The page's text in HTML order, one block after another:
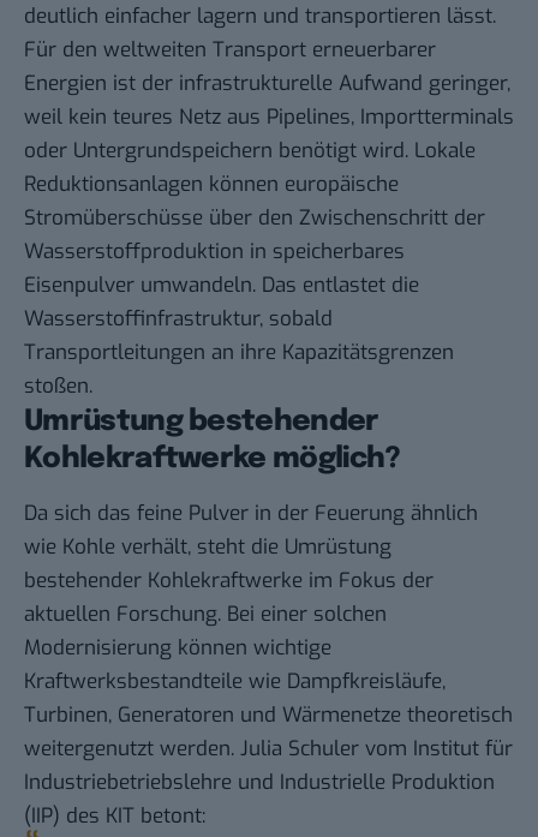
deutlich einfacher lagern und transportieren lässt.
Für den weltweiten Transport erneuerbarer
Energien ist der infrastrukturelle Aufwand geringer,
weil kein teures Netz aus Pipelines, Importterminals
oder Untergrundspeichern benötigt wird. Lokale
Reduktionsanlagen können europäische
Stromüberschüsse über den Zwischenschritt der
Wasserstoffproduktion in speicherbares
Eisenpulver umwandeln. Das entlastet die
Wasserstoffinfrastruktur, sobald
Transportleitungen an ihre Kapazitätsgrenzen
stoßen.
Umrüstung bestehender
Kohlekraftwerke möglich?
Da sich das feine Pulver in der Feuerung ähnlich
wie Kohle verhält, steht die Umrüstung
bestehender Kohlekraftwerke im Fokus der
aktuellen Forschung. Bei einer solchen
Modernisierung können wichtige
Kraftwerksbestandteile wie Dampfkreisläufe,
Turbinen, Generatoren und Wärmenetze theoretisch
weitergenutzt werden. Julia Schuler vom Institut für
Industriebetriebslehre und Industrielle Produktion
(IIP) des KIT betont: